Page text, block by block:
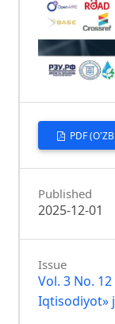
PDF
Published
2025-12-01
Issue
Vol. 3 No.
Iqtisodiyot»